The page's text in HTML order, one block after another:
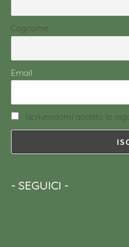
Cognome
Email
Iscrivendomi accetto le
SEGUICI